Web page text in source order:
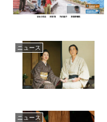
ニュース
ニュース